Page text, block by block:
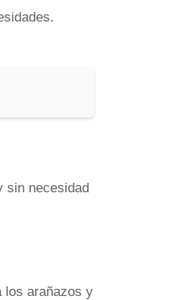
sin necesidad
los arañazos y